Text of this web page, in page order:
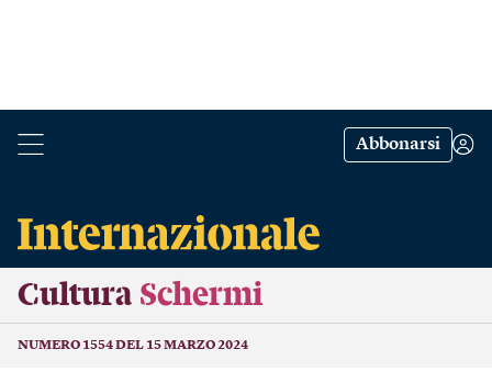
Abbonarsi
Cultura Schermi
NUMERO 1554 DEL 15 MARZO 2024